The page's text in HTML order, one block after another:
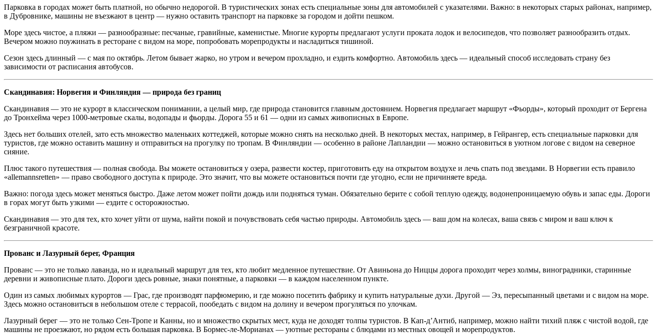
Парковка в городах может быть платной, но обычно недорогой. В туристических зонах есть специальные зоны для автомобилей с указателями. Важно: в некоторых старых районах, например,
в Дубровнике, машины не въезжают в центр — нужно оставить транспорт на парковке за городом и дойти пешком.
Море здесь чистое, а пляжи — разнообразные: песчаные, гравийные, каменистые. Многие курорты предлагают услуги проката лодок и велосипедов, что позволяет разнообразить отдых.
Вечером можно поужинать в ресторане с видом на море, попробовать морепродукты и насладиться тишиной.
Сезон здесь длинный — с мая по октябрь. Летом бывает жарко, но утром и вечером прохладно, и ездить комфортно. Автомобиль здесь — идеальный способ исследовать страну без
зависимости от расписания автобусов.
Скандинавия: Норвегия и Финляндия — природа без границ
Скандинавия — это не курорт в классическом понимании, а целый мир, где природа становится главным достоянием. Норвегия предлагает маршрут «Фьорды», который проходит от Бергена
до Тронхейма через 1000-метровые скалы, водопады и фьорды. Дорога 55 и 61 — одни из самых живописных в Европе.
Здесь нет больших отелей, зато есть множество маленьких коттеджей, которые можно снять на несколько дней. В некоторых местах, например, в Гейрангер, есть специальные парковки для
туристов, где можно оставить машину и отправиться на прогулку по тропам. В Финляндии — особенно в районе Лапландии — можно остановиться в уютном логове с видом на северное
сияние.
Плюс такого путешествия — полная свобода. Вы можете остановиться у озера, развести костер, приготовить еду на открытом воздухе и лечь спать под звездами. В Норвегии есть правило
«allemannsretten» — право свободного доступа к природе. Это значит, что вы можете остановиться почти где угодно, если не причиняете вреда.
Важно: погода здесь может меняться быстро. Даже летом может пойти дождь или подняться туман. Обязательно берите с собой теплую одежду, водонепроницаемую обувь и запас еды. Дороги
в горах могут быть узкими — ездите с осторожностью.
Скандинавия — это для тех, кто хочет уйти от шума, найти покой и почувствовать себя частью природы. Автомобиль здесь — ваш дом на колесах, ваша связь с миром и ваш ключ к
безграничной красоте.
Прованс и Лазурный берег, Франция
Прованс — это не только лаванда, но и идеальный маршрут для тех, кто любит медленное путешествие. От Авиньона до Ниццы дорога проходит через холмы, виноградники, старинные
деревни и живописные плато. Дороги здесь ровные, знаки понятные, а парковки — в каждом населенном пункте.
Один из самых любимых курортов — Грас, где производят парфюмерию, и где можно посетить фабрику и купить натуральные духи. Другой — Эз, пересыпанный цветами и с видом на море.
Здесь можно остановиться в небольшом отеле с террасой, пообедать с видом на долину и вечером прогуляться по улочкам.
Лазурный берег — это не только Сен-Тропе и Канны, но и множество скрытых мест, куда не доходят толпы туристов. В Кап-д’Антиб, например, можно найти тихий пляж с чистой водой, где
машины не проезжают, но рядом есть большая парковка. В Бормес-ле-Морианах — уютные рестораны с блюдами из местных овощей и морепродуктов.